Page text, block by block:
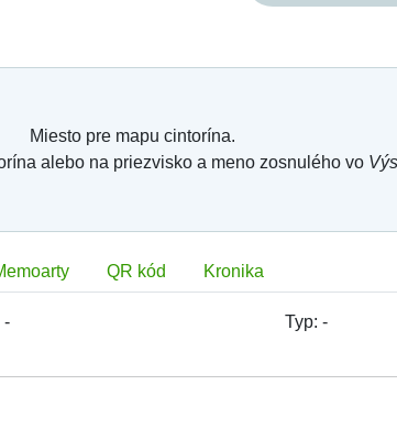
Miesto pre mapu cintorína.
alebo na priezvisko a meno zosnulého vo
QR kód Kronika
- Typ: -